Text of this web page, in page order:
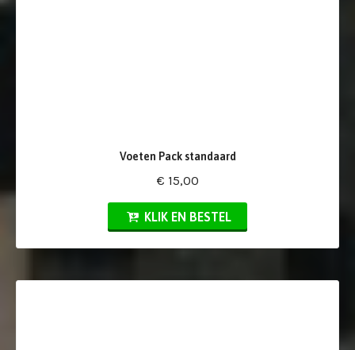
Voeten Pack standaard
€ 15,00
KLIK EN BESTEL